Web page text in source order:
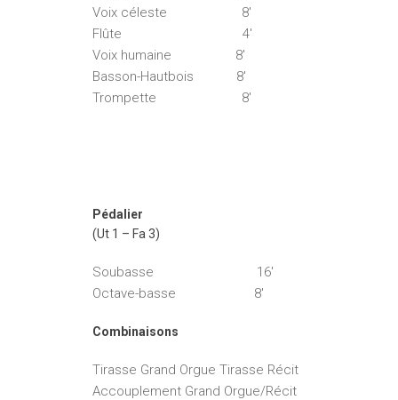
Voix céleste 8′
Flûte 4′
Voix humaine 8′
Basson-Hautbois 8′
Trompette 8′
Pédalier
(Ut 1 – Fa 3)
Soubasse 16′
Octave-basse 8′
Combinaisons
Tirasse Grand Orgue Tirasse Récit
Accouplement Grand Orgue/Récit